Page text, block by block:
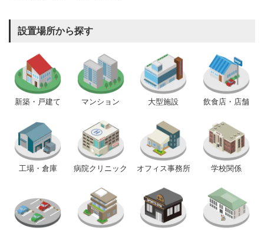
設置場所から探す
新築・戸建て マンション 大型施設 飲食店・店舗
工場・倉庫 病院クリニック オフィス事務所 学校関係